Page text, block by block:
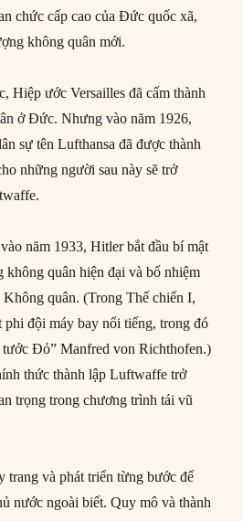
chức cấp cao của Đức quốc xã,
không quân mới.
Hiệp ước Versailles đã cấm thành
ở Đức. Nhưng vào năm 1926,
sự tên Lufthansa đã được thành
những người sau này sẽ trở
năm 1933, Hitler bắt đầu bí mật
không quân hiện đại và bổ nhiệm
quân. (Trong Thế chiến I,
phi đội máy bay nổi tiếng, trong đó
tước Đỏ” Manfred von Richthofen.)
thức thành lập Luftwaffe trở
trọng trong chương trình tái vũ
trang và phát triển từng bước để
nước ngoài biết. Quy mô và thành